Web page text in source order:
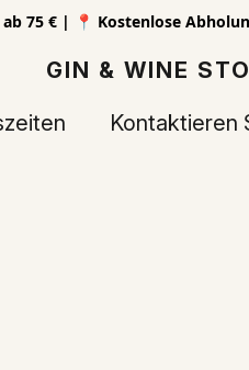
75 € | 📍 Kostenlose
GIN & WINE
Kontaktieren